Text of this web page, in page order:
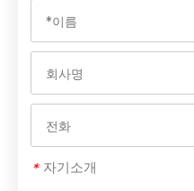
* 자기소개